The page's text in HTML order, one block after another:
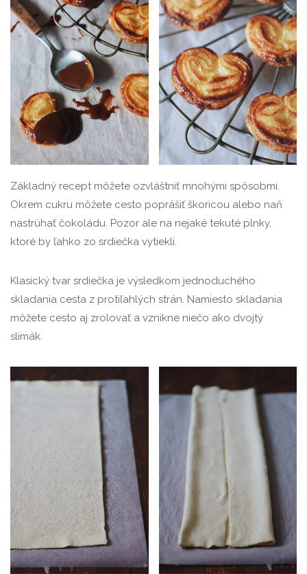
Základný recept môžete ozvláštniť mnohými spôsobmi.
Okrem cukru môžete cesto poprášiť škoricou alebo naň
nastrúhať čokoládu. Pozor ale na nejaké tekuté plnky,
ktoré by ľahko zo srdiečka vytiekli.
Klasický tvar srdiečka je výsledkom jednoduchého
skladania cesta z protiľahlých strán. Namiesto skladania
môžete cesto aj zrolovať a vznikne niečo ako dvojtý
slimák.